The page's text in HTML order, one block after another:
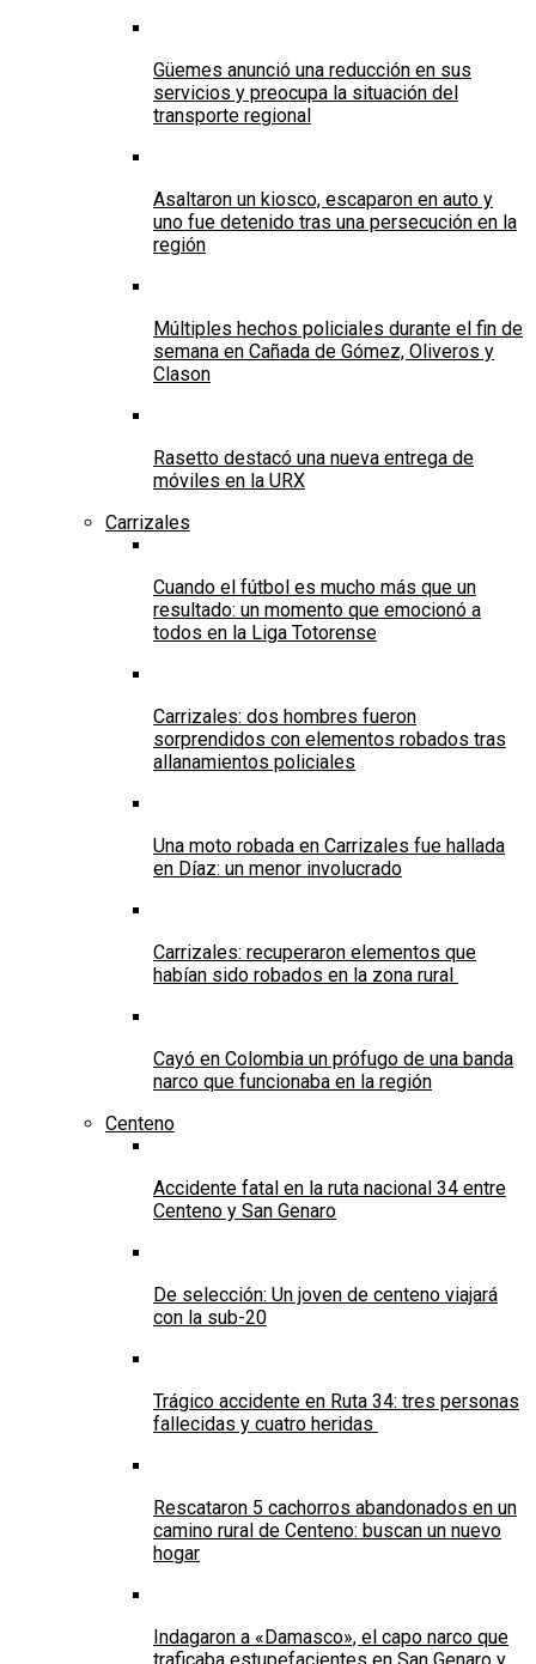
Güemes anunció una reducción en sus
servicios y preocupa la situación del
transporte regional
Asaltaron un kiosco, escaparon en auto y
uno fue detenido tras una persecución en la
región
Múltiples hechos policiales durante el fin de
semana en Cañada de Gómez, Oliveros y
Clason
Rasetto destacó una nueva entrega de
móviles en la URX
Carrizales
Cuando el fútbol es mucho más que un
resultado: un momento que emocionó a
todos en la Liga Totorense
Carrizales: dos hombres fueron
sorprendidos con elementos robados tras
allanamientos policiales
Una moto robada en Carrizales fue hallada
en Díaz: un menor involucrado
Carrizales: recuperaron elementos que
habían sido robados en la zona rural
Cayó en Colombia un prófugo de una banda
narco que funcionaba en la región
Centeno
Accidente fatal en la ruta nacional 34 entre
Centeno y San Genaro
De selección: Un joven de centeno viajará
con la sub-20
Trágico accidente en Ruta 34: tres personas
fallecidas y cuatro heridas
Rescataron 5 cachorros abandonados en un
camino rural de Centeno: buscan un nuevo
hogar
Indagaron a «Damasco», el capo narco que